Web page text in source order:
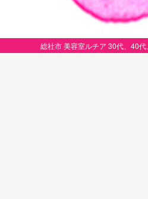
総社市 美容室ルチア 30代、40代